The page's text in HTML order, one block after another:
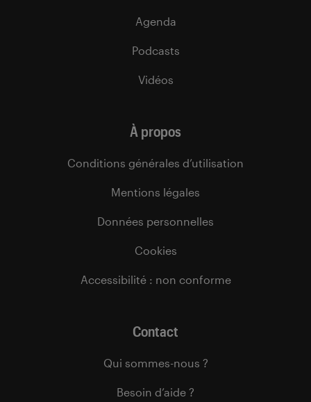
Agenda
Podcasts
Vidéos
À propos
Conditions générales d’utilisation
Mentions légales
Données personnelles
Cookies
Accessibilité : non conforme
Contact
Qui sommes-nous ?
Besoin d’aide ?